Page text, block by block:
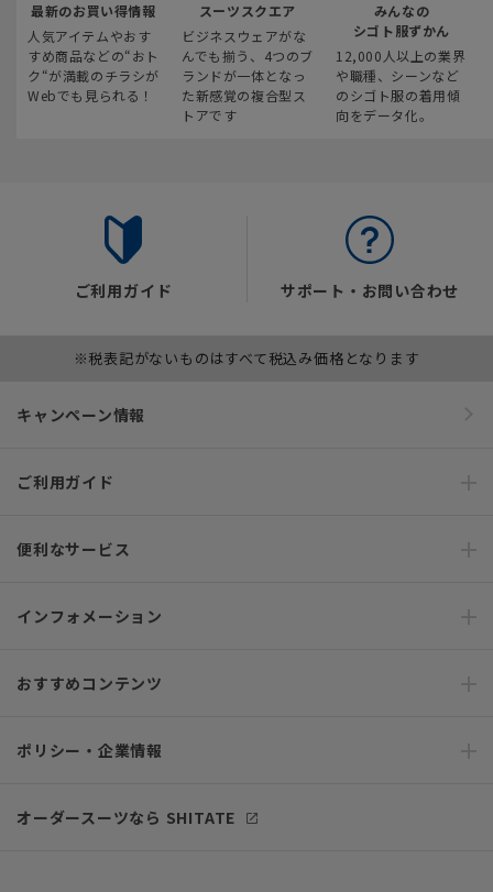
最新のお買い得情報
人気アイテムやおす
すめ商品などの“おト
ク“が満載のチラシが
Webでも見られる！
スーツスクエア
ビジネスウェアがな
んでも揃う、4つのブ
ランドが一体となっ
た新感覚の複合型ス
トアです
みんなの
シゴト服ずかん
12,000人以上の業界
や職種、シーンなど
のシゴト服の着用傾
向をデータ化。
ご利用ガイド サポート・お問い合わせ
※税表記がないものはすべて税込み価格となります
キャンペーン情報
ご利用ガイド
便利なサービス
インフォメーション
おすすめコンテンツ
ポリシー・企業情報
オーダースーツなら SHITATE